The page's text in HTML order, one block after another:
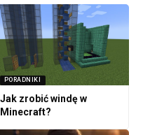
PORADNIKI
Jak zrobić windę w
Minecraft?